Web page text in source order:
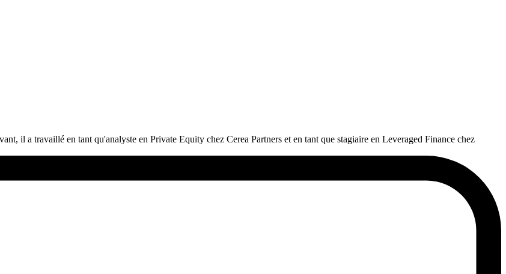
il a travaillé en tant qu'analyste en Private Equity chez Cerea Partners et en tant que stagiaire en Leveraged Finance chez